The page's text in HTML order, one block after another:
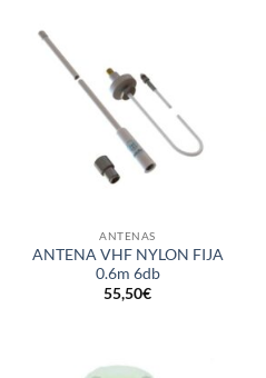
ANTENAS
ANTENA VHF NYLON FIJA
0.6m 6db
55,50€